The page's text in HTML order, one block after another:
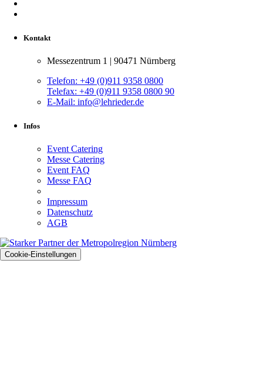
Kontakt
Messezentrum 1 | 90471 Nürnberg
Telefon: +49 (0)911 9358 0800
Telefax: +49 (0)911 9358 0800 90
E-Mail: info@lehrieder.de
Infos
Event Catering
Messe Catering
Event FAQ
Messe FAQ
Impressum
Datenschutz
AGB
Cookie-Einstellungen